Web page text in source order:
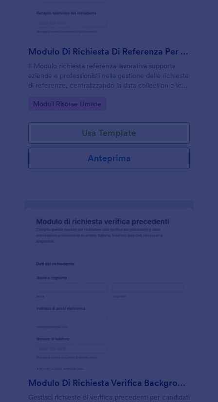
Modulo Di Richiesta Di Referenza Per Dipendenti
Il Modulo richiesta referenza lavorativa supporta
aziende e professionisti nella gestione delle richieste
di referenze, centralizzando la data collection e le
coerente.
Go to Category:
Moduli Risorse Umane
Usa Template
Anteprima
Modulo Di Richiesta Verifica Background
Gestisci richieste di verifica precedenti per candidati